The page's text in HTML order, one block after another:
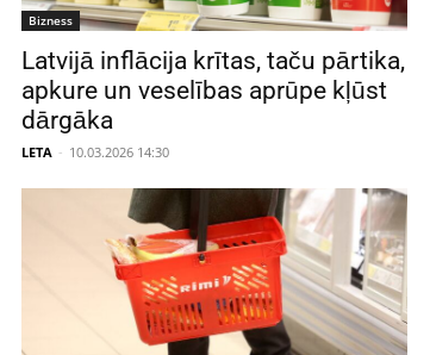
Bizness
Latvijā inflācija krītas, taču pārtika,
apkure un veselības aprūpe kļūst
dārgāka
LETA - 10.03.2026 14:30